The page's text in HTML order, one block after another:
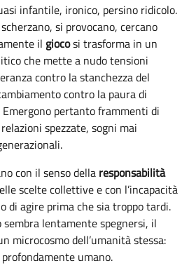
infantile, ironico, persino ridicolo.
si provocano, cercano
il giocosi trasforma in un
che mette a nudo tensioni
contro la stanchezza del
contro la paura di
pertanto frammenti di
spezzate, sogni mai
con il senso della responsabilità
scelte collettive e con l’incapacità
di agire prima che sia troppo tardi.
lentamente spegnersi, il
microcosmo dell’umanità stessa:
umano.